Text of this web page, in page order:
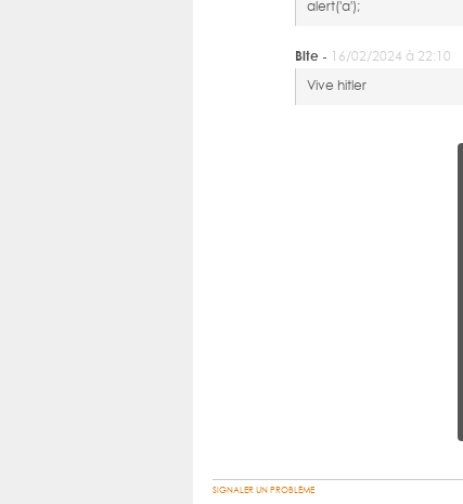
alert('a');
Bite - 16/02/2024 à 22:10
Vive hitler
SIGNALER UN PROBLÈME